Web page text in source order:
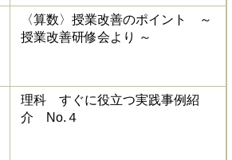
〈算数〉授業改善のポイント ～
授業改善研修会より ～
理科 すぐに役立つ実践事例紹
介 No.４